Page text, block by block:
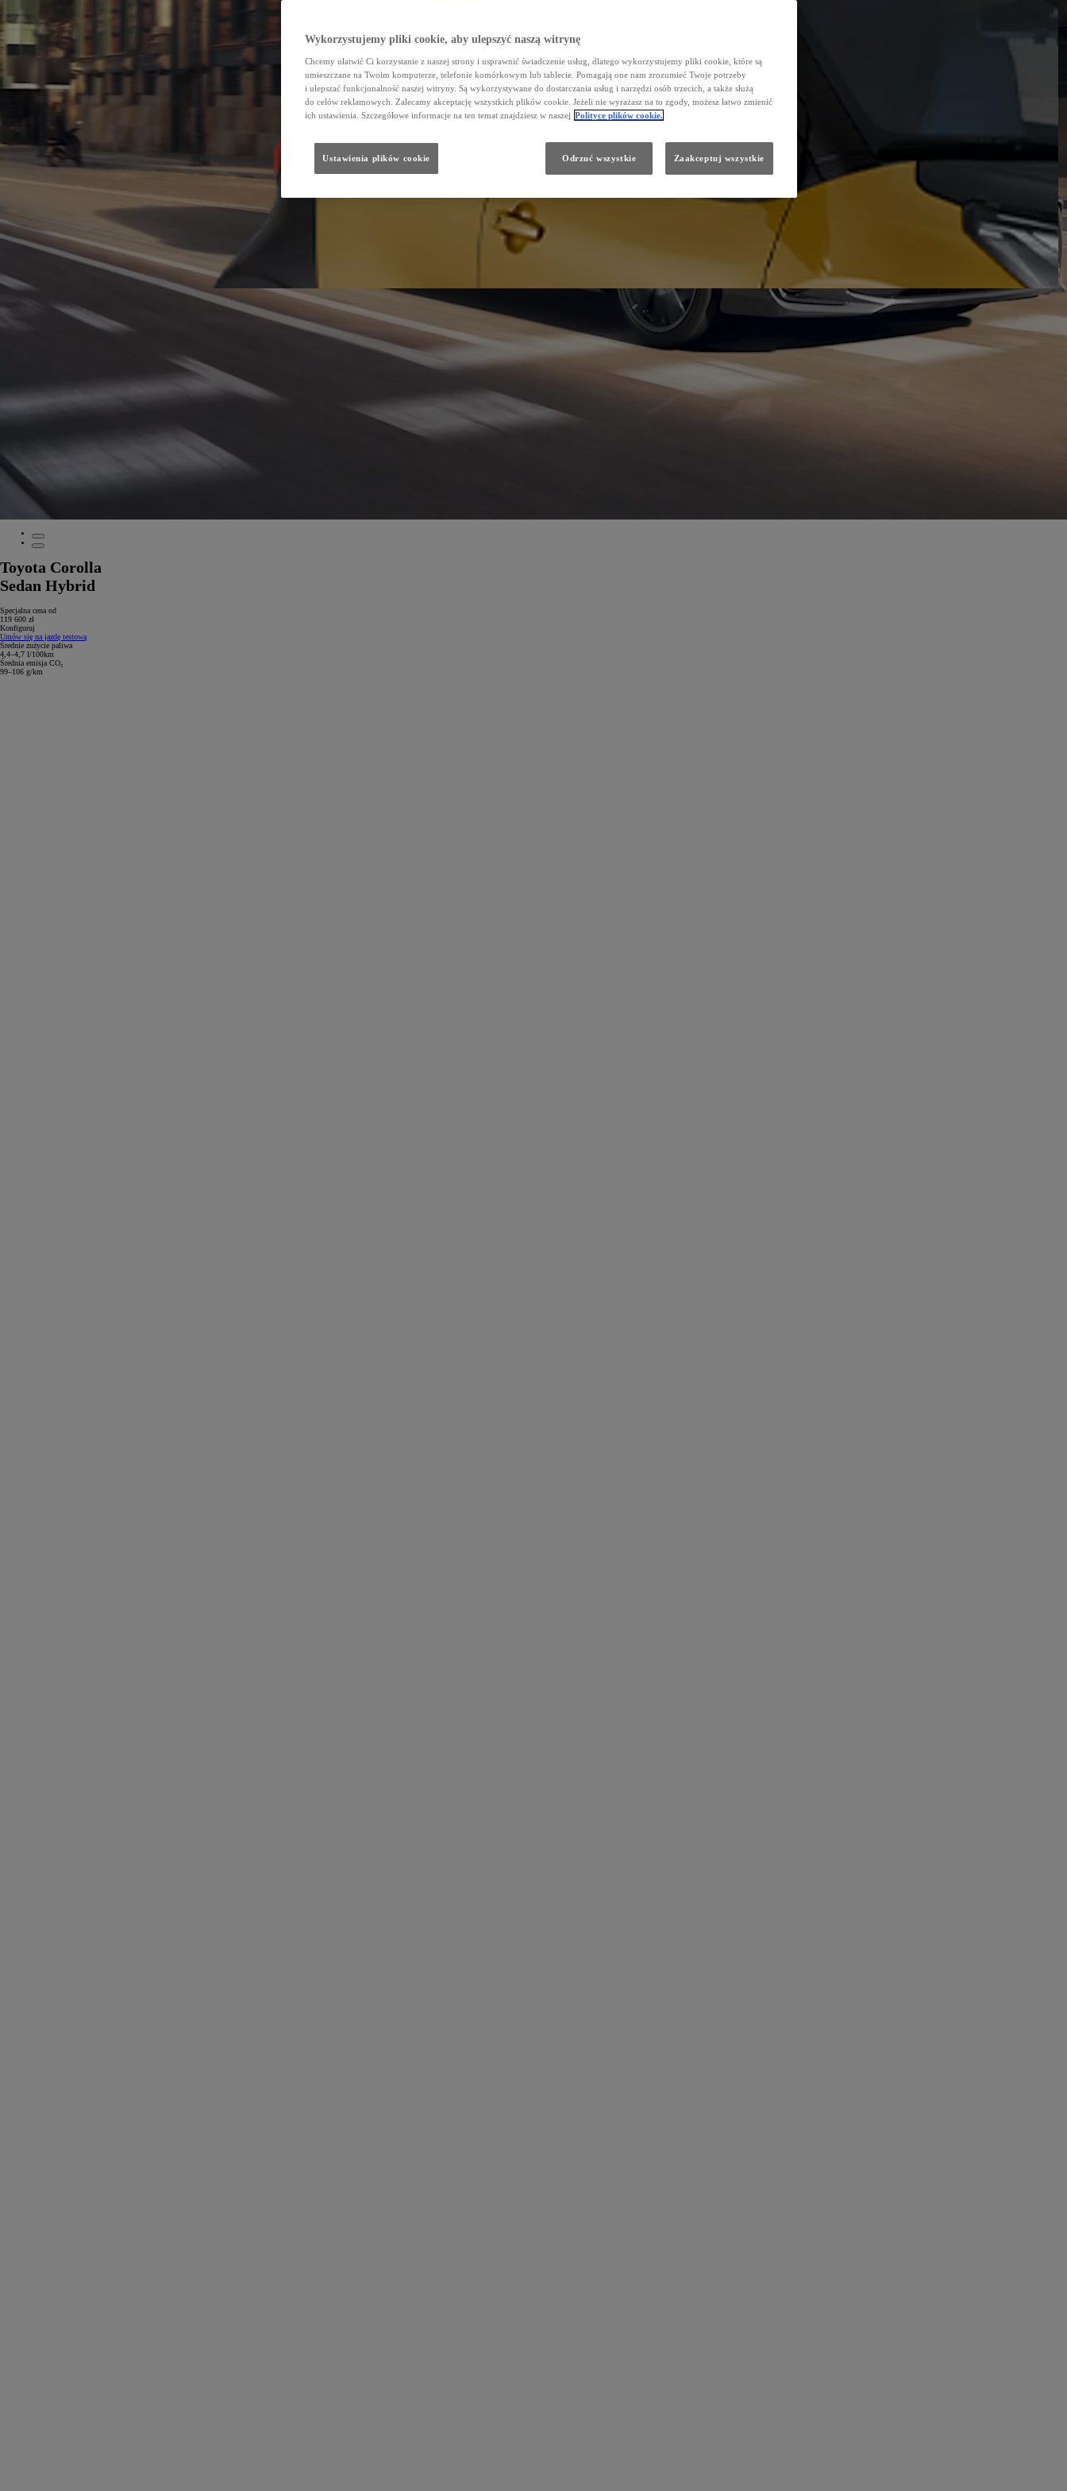
Toyota Corolla
Sedan Hybrid
Specjalna cena od
119 600 zł
Konfiguruj
Umów się na jazdę testową
Średnie zużycie paliwa
4,4–4,7 l/100km
Średnia emisja CO₂
99–106 g/km
Wykorzystujemy pliki cookie, aby ulepszyć naszą witrynę
Chcemy ułatwić Ci korzystanie z naszej strony i usprawnić świadczenie usług, dlatego wykorzystujemy pliki cookie, które są
umieszczane na Twoim komputerze, telefonie komórkowym lub tablecie. Pomagają one nam zrozumieć Twoje potrzeby
i ulepszać funkcjonalność naszej witryny. Są wykorzystywane do dostarczania usług i narzędzi osób trzecich, a także służą
do celów reklamowych. Zalecamy akceptację wszystkich plików cookie. Jeżeli nie wyrażasz na to zgody, możesz łatwo zmienić
ich ustawienia. Szczegółowe informacje na ten temat znajdziesz w naszej Polityce plików cookie.
Ustawienia plików cookie Odrzuć wszystkie Zaakceptuj wszystkie